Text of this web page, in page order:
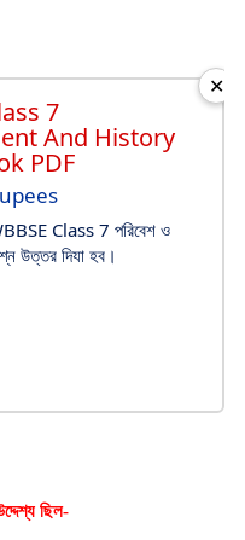
7
And History
PDF
Class 7 পরিবেশ ও
উত্তর দিযা হব।
✕
ছিল-